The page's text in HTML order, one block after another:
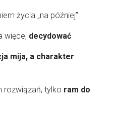
życia „na później”
więcej decydować
mija, a charakter
rozwiązań, tylko ram do